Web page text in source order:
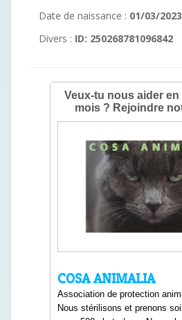
Date de naissance : 01/03/2023
Divers : ID: 250268781096842